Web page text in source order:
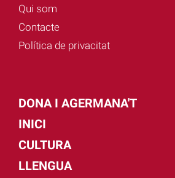
Qui som
Contacte
Política de privacitat
DONA I AGERMANA'T
INICI
CULTURA
LLENGUA